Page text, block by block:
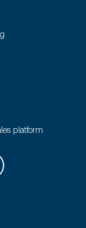
platform